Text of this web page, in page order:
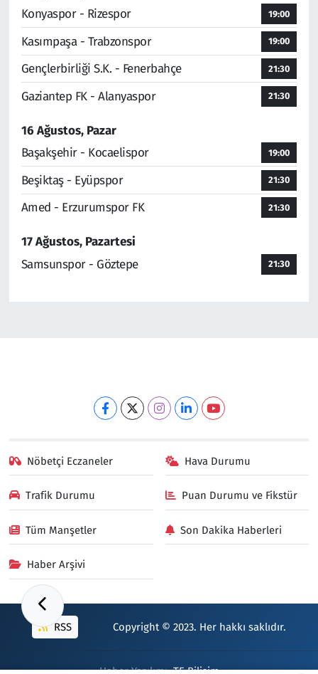
Konyaspor - Rizespor
19:00
Kasımpaşa - Trabzonspor 19:00
Gençlerbirliği S.K. - Fenerbahçe 21:30
Gaziantep FK - Alanyaspor 21:30
16 Ağustos, Pazar
Başakşehir - Kocaelispor
19:00
Beşiktaş - Eyüpspor 21:30
Amed - Erzurumspor FK 21:30
17 Ağustos, Pazartesi
Samsunspor - Göztepe
21:30
Nöbetçi Eczaneler Hava Durumu
Trafik Durumu Puan Durumu ve Fikstür
Tüm Manşetler Son Dakika Haberleri
Haber Arşivi
RSS Copyright © 2023. Her hakkı saklıdır.
Haber Yazılımı:TE Bilişim